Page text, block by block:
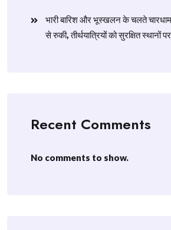
​भारी बारिश और भूस्खलन के चलते
से रुकी, तीर्थयात्रियों को सुरक्षित स्थानों
Recent Comments
No comments to show.